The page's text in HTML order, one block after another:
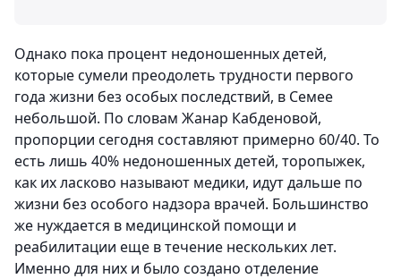
Однако пока процент недоношенных детей,
которые сумели преодолеть трудности первого
года жизни без особых последствий, в Семее
небольшой. По словам Жанар Кабденовой,
пропорции сегодня составляют примерно 60/40. То
есть лишь 40% недоношенных детей, торопыжек,
как их ласково называют медики, идут дальше по
жизни без особого надзора врачей. Большинство
же нуждается в медицинской помощи и
реабилитации еще в течение нескольких лет.
Именно для них и было создано отделение